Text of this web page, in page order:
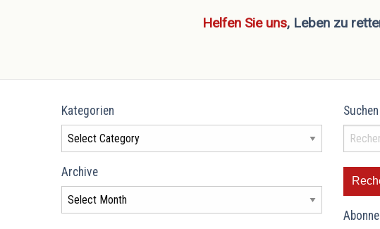
Helfen Sie uns, Leben zu
Kategorien
Archive
Suchen